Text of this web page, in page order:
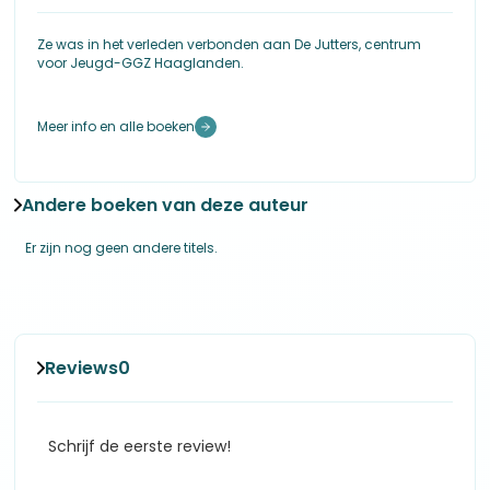
Ze was in het verleden verbonden aan De Jutters, centrum
voor Jeugd-GGZ Haaglanden.
Meer info en alle boeken
Andere boeken van deze auteur
Er zijn nog geen andere titels.
Reviews0
Schrijf de eerste review!